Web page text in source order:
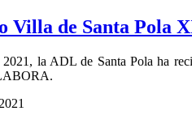
Villa de Santa Pola
la ADL de Santa Pola ha